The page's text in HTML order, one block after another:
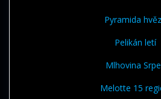
Pyramida
Pelikán letí
Mlhovina
Melotte 15